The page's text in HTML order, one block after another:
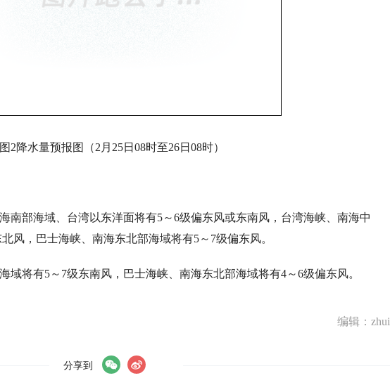
图2降水量预报图（2月25日08时至26日08时）
南部海域、台湾以东洋面将有5～6级偏东风或东南风，台湾海峡、南海中
风，巴士海峡、南海东北部海域将有5～7级偏东风。
域将有5～7级东南风，巴士海峡、南海东北部海域将有4～6级偏东风。
编辑：zhui
分享到